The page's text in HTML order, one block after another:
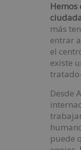
Hemos
más
entrar
el
existe
Desde
puede